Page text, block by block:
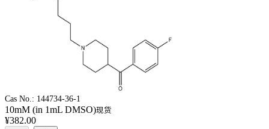
Cas No.: 144734-36-1
10mM (in 1mL DMSO)现货
¥382.00